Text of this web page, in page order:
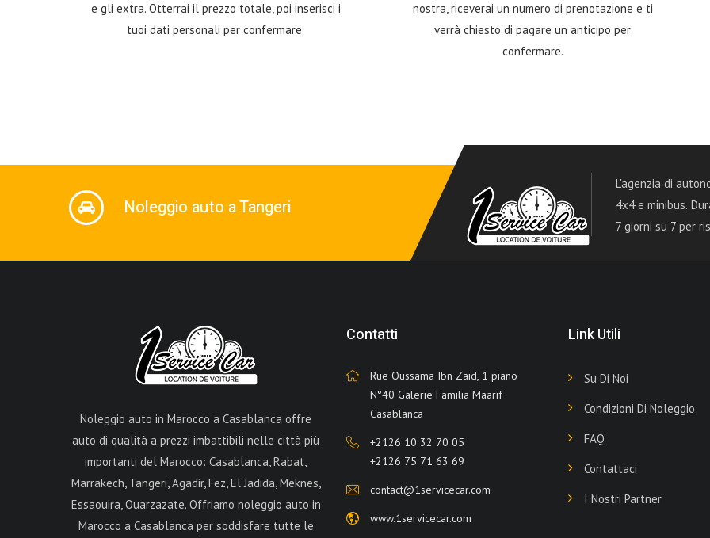
e gli extra. Otterrai il prezzo totale, poi inserisci i
tuoi dati personali per confermare.
nostra, riceverai un numero di prenotazione e ti
verrà chiesto di pagare un anticipo per
confermare.
Noleggio auto a Tangeri
L'agenzia di
4x4 e minibus.
7 giorni su 7 per
Noleggio auto in Marocco a Casablanca offre
auto di qualità a prezzi imbattibili nelle città più
importanti del Marocco: Casablanca, Rabat,
Marrakech, Tangeri, Agadir, Fez, El Jadida, Meknes,
Essaouira, Ouarzazate. Offriamo noleggio auto in
Marocco a Casablanca per soddisfare tutte le
Contatti
Rue Oussama Ibn Zaid, 1 piano
N°40 Galerie Familia Maarif
Casablanca
+2126 10 32 70 05
+2126 75 71 63 69
contact@1servicecar.com
www.1servicecar.com
Link Utili
Su Di Noi
Condizioni Di Noleggio
FAQ
Contattaci
I Nostri Partner